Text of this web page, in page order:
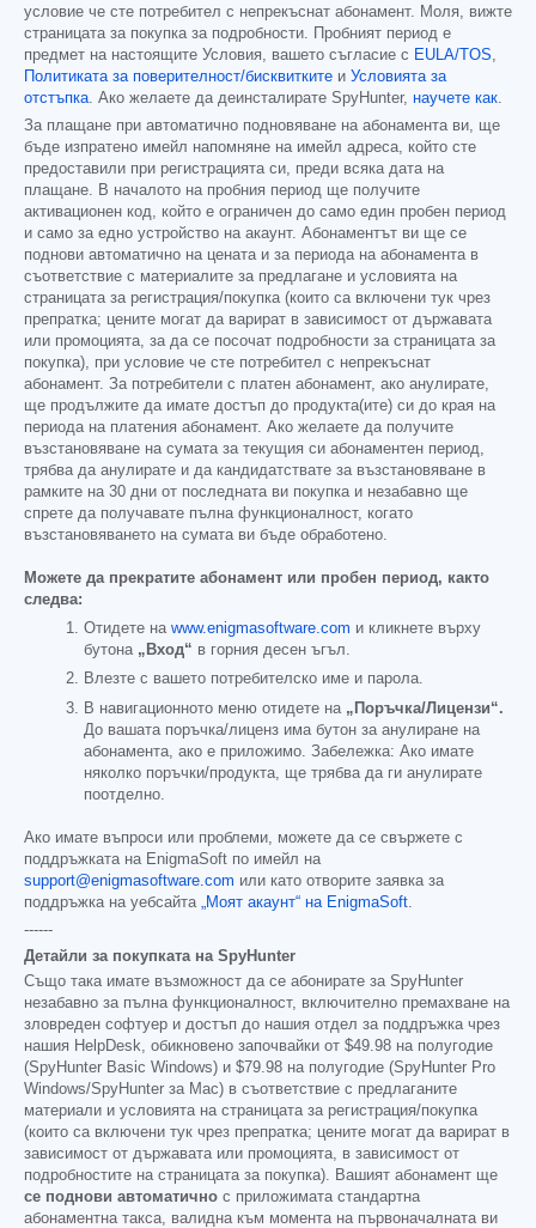
условие че сте потребител с непрекъснат абонамент. Моля, вижте
страницата за покупка за подробности. Пробният период е
предмет на настоящите Условия, вашето съгласие с EULA/TOS,
Политиката за поверителност/бисквитките и Условията за
отстъпка. Ако желаете да деинсталирате SpyHunter, научете как.
За плащане при автоматично подновяване на абонамента ви, ще
бъде изпратено имейл напомняне на имейл адреса, който сте
предоставили при регистрацията си, преди всяка дата на
плащане. В началото на пробния период ще получите
активационен код, който е ограничен до само един пробен период
и само за едно устройство на акаунт. Абонаментът ви ще се
поднови автоматично на цената и за периода на абонамента в
съответствие с материалите за предлагане и условията на
страницата за регистрация/покупка (които са включени тук чрез
препратка; цените могат да варират в зависимост от държавата
или промоцията, за да се посочат подробности за страницата за
покупка), при условие че сте потребител с непрекъснат
абонамент. За потребители с платен абонамент, ако анулирате,
ще продължите да имате достъп до продукта(ите) си до края на
периода на платения абонамент. Ако желаете да получите
възстановяване на сумата за текущия си абонаментен период,
трябва да анулирате и да кандидатствате за възстановяване в
рамките на 30 дни от последната ви покупка и незабавно ще
спрете да получавате пълна функционалност, когато
възстановяването на сумата ви бъде обработено.
Можете да прекратите абонамент или пробен период, както
следва:
Отидете на www.enigmasoftware.com и кликнете върху
бутона „Вход“ в горния десен ъгъл.
Влезте с вашето потребителско име и парола.
В навигационното меню отидете на „Поръчка/Лицензи“.
До вашата поръчка/лиценз има бутон за анулиране на
абонамента, ако е приложимо. Забележка: Ако имате
няколко поръчки/продукта, ще трябва да ги анулирате
поотделно.
Ако имате въпроси или проблеми, можете да се свържете с
поддръжката на EnigmaSoft по имейл на
support@enigmasoftware.com или като отворите заявка за
поддръжка на уебсайта
„Моят акаунт“ на EnigmaSoft
------
Детайли за покупката на SpyHunter
Също така имате възможност да се абонирате за SpyHunter
незабавно за пълна функционалност, включително премахване на
зловреден софтуер и достъп до нашия отдел за поддръжка чрез
нашия HelpDesk, обикновено започвайки от $49.98 на полугодие
(SpyHunter Basic Windows) и $79.98 на полугодие (SpyHunter Pro
Windows/SpyHunter за Mac) в съответствие с предлаганите
материали и условията на страницата за регистрация/покупка
(които са включени тук чрез препратка; цените могат да варират в
зависимост от държавата или промоцията, в зависимост от
подробностите на страницата за покупка). Вашият абонамент ще
се поднови автоматично с приложимата стандартна
абонаментна такса, валидна към момента на първоначалната ви